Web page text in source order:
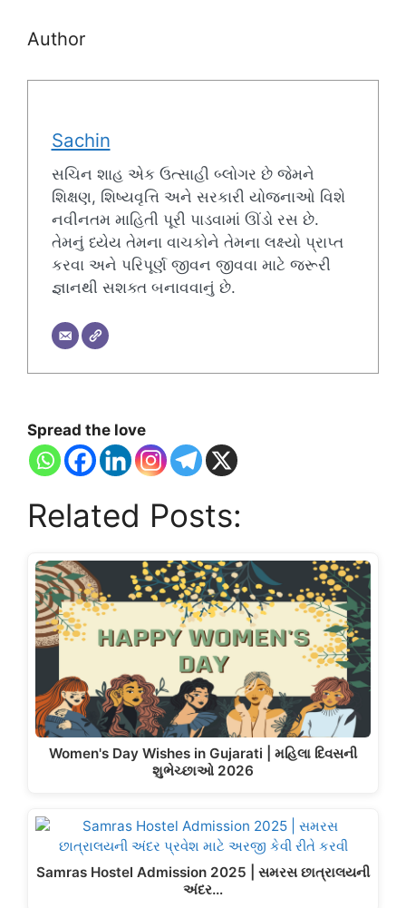
Author
Sachin
સચિન શાહ એક ઉત્સાહી બ્લોગર છે જેમને
શિક્ષણ, શિષ્યવૃત્તિ અને સરકારી યોજનાઓ વિશે
નવીનતમ માહિતી પૂરી પાડવામાં ઊંડો રસ છે.
તેમનું ધ્યેય તેમના વાચકોને તેમના લક્ષ્યો પ્રાપ્ત
કરવા અને પરિપૂર્ણ જીવન જીવવા માટે જરૂરી
જ્ઞાનથી સશક્ત બનાવવાનું છે.
Spread the love
Related Posts:
Women's Day Wishes in Gujarati | મહિલા દિવસની
શુભેચ્છાઓ 2026
Samras Hostel Admission 2025 | સમરસ છાત્રાલયની
અંદર…